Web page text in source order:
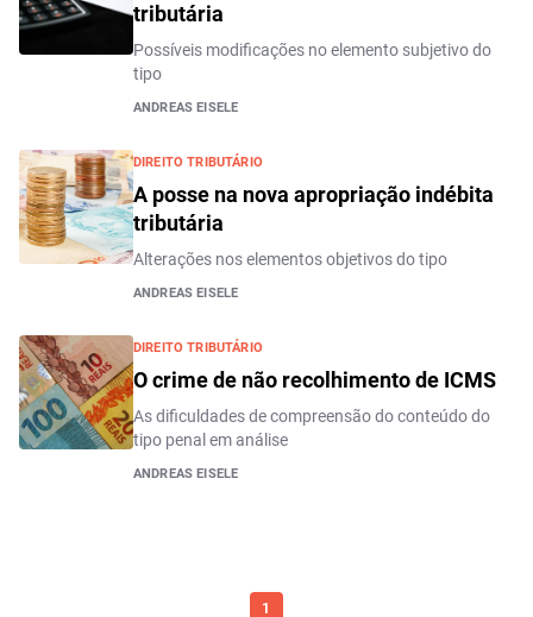
tributária
Possíveis modificações no elemento subjetivo do
tipo
ANDREAS EISELE
DIREITO TRIBUTÁRIO
A posse na nova apropriação indébita
tributária
Alterações nos elementos objetivos do tipo
ANDREAS EISELE
DIREITO TRIBUTÁRIO
O crime de não recolhimento de ICMS
As dificuldades de compreensão do conteúdo do
tipo penal em análise
ANDREAS EISELE
1